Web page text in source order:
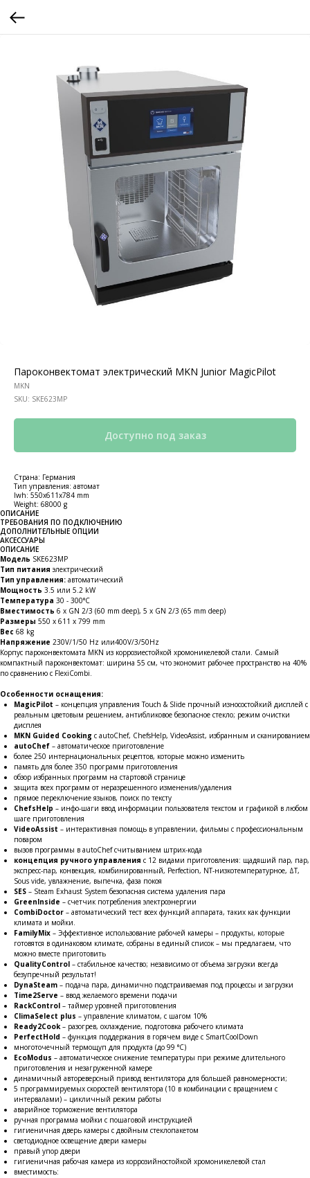
Пароконвектомат электрический MKN Junior MagicPilot
MKN
SKU: SKE623MP
Страна: Германия
Тип управления: автомат
lwh: 550x611x784 mm
Weight: 68000 g
ОПИСАНИЕ
ТРЕБОВАНИЯ ПО ПОДКЛЮЧЕНИЮ
ДОПОЛНИТЕЛЬНЫЕ ОПЦИИ
АКСЕССУАРЫ
ОПИСАНИЕ
Модель SKE623MP
Тип питанияэлектрический
Тип управления: автоматический
Мощность 3.5 или 5.2 kW
Температура 30 - 300°C
Вместимость 6 x GN 2/3 (60 mm deep), 5 x GN 2/3 (65 mm deep)
Размеры 550 x 611 x 799 mm
Вес 68 kg
Напряжение 230V/1/50 Hz или400V/3/50Hz
Корпус пароконвектомата MKN из коррозиестойкой хромоникелевой стали. Самый
компактный пароконвектомат: ширина 55 см, что экономит рабочее пространство на 40%
по сравнению с FlexiCombi.
Особенности оснащения:
MagicPilot – концепция управления Touch & Slide прочный износостойкий дисплей с
реальным цветовым решением, антибликовое безопасное стекло; режим очистки
дисплея
MKN Guided Cooking с autoChef, ChefsHelp, VideoAssist, избранным и сканированием
autoChef – автоматическое приготовление
более 250 интернациональных рецептов, которые можно изменить
память для более 350 программ приготовления
обзор избранных программ на стартовой странице
защита всех программ от неразрешенного изменения/удаления
прямое переключение языков, поиск по тексту
ChefsHelp – инфо-шаги ввод информации пользователя текстом и графикой в любом
шаге приготовления
VideoAssist – интерактивная помощь в управлении, фильмы с профессиональным
поваром
вызов программы в autoChef считыванием штрих-кода
концепция ручного управления с 12 видами приготовления: щадяший пар, пар,
экспресс-пар, конвекция, комбинированный, Perfection, NT-низкотемпературное, ΔT,
Sous vide, увлажнение, выпечка, фаза покоя
SES – Steam Exhaust System безопасная система удаления пара
GreenInside – счетчик потребления электроэнергии
CombiDoctor – автоматический тест всех функций аппарата, таких как функции
климата и мойки.
FamilyMix – Эффективное использование рабочей камеры – продукты, которые
готовятся в одинаковом климате, собраны в единый список – мы предлагаем, что
можно вместе приготовить
QualityControl – стабильное качество; независимо от объема загрузки всегда
безупречный результат!
DynaSteam – подача пара, динамично подстраиваемая под процессы и загрузки
Time2Serve – ввод желаемого времени подачи
RackControl – таймер уровней приготовления
ClimaSelect plus – управление климатом, с шагом 10%
Ready2Cook– разогрев, охлаждение, подготовка рабочего климата
PerfectHold – функция поддержания в горячем виде с SmartCoolDown
многоточечный термощуп для продукта (до 99 °C)
EcoModus – автоматическое снижение температуры при режиме длительного
приготовления и незагруженной камере
динамичный автореверсный привод вентилятора для большей равномерности;
5 программируемых скоростей вентилятора (10 в комбинации с вращением с
интервалами) – цикличный режим работы
аварийное торможение вентилятора
ручная программа мойки с пошаговой инструкцией
гигиеничная дверь камеры с двойным стеклопакетом
светодиодное освещение двери камеры
правый упор двери
гигиеничная рабочая камера из коррозийностойкой хромоникелевой стал
вместимость: